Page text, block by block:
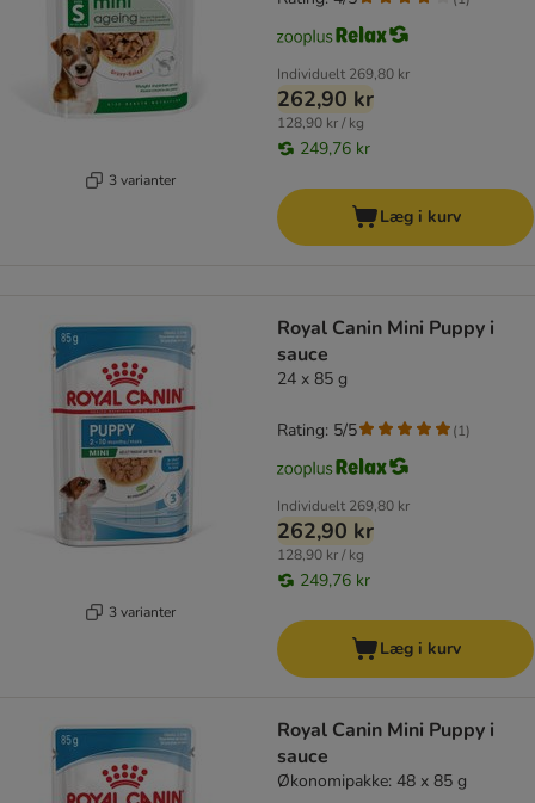
3 varianter
Individuelt 269,80 kr
262,90 kr
128,90 kr / kg
249,76 kr
Læg i kurv
3 varianter
Royal Canin Mini Puppy i
sauce
24 x 85 g
Individuelt 269,80 kr
262,90 kr
128,90 kr / kg
249,76 kr
Rating: 5/5 (1)
Læg i kurv
Royal Canin Mini Puppy i
sauce
Økonomipakke: 48 x 85 g